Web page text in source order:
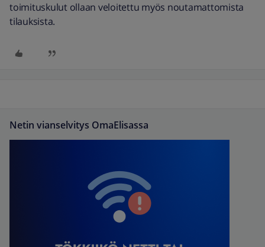
toimituskulut ollaan veloitettu myös noutamattomista
tilauksista.
Netin vianselvitys OmaElisassa